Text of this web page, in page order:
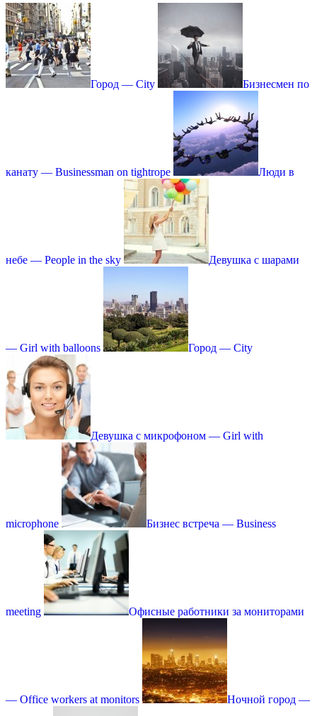
Город — City Бизнесмен по
канату — Businessman on tightrope Люди в
небе — People in the sky Девушка с шарами
— Girl with balloons Город — City
Девушка с микрофоном — Girl with
microphone Бизнес встреча — Business
meeting Офисные работники за мониторами
— Office workers at monitors Ночной город —